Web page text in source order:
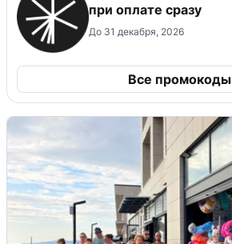
при оплате сразу
До 31 декабря, 2026
Все промокоды